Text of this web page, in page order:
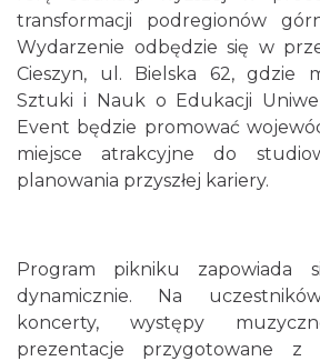
transformacji podregionów
Wydarzenie odbędzie się w
Cieszyn, ul. Bielska 62, gdzie
Sztuki i Nauk o Edukacji
Event będzie promować
miejsce atrakcyjne do
planowania przyszłej kariery.
Program pikniku zapowiada
dynamicznie. Na
koncerty, występy
prezentacje przygotowane z